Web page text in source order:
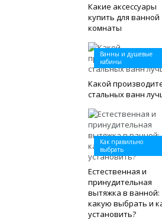
Какие аксессуары
купить для ванной
комнаты
Ванны и душевые
кабины
Какой
стальных ванн
Как правильно
выбрать
Естественная и
принудительная
вытяжка в ванной:
какую выбрать и
установить?